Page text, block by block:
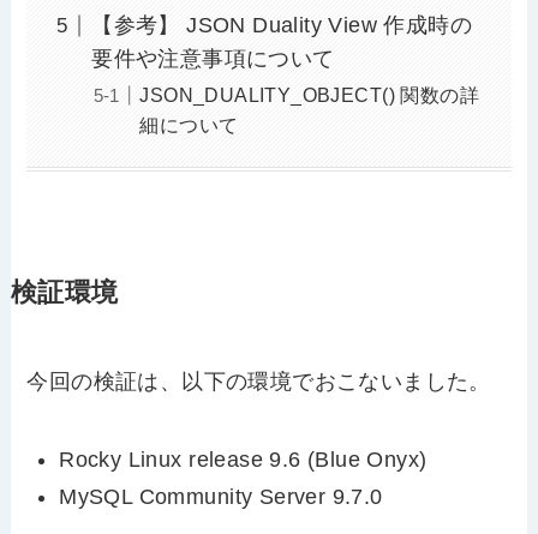
【参考】 JSON Duality View 作成時の
要件や注意事項について
JSON_DUALITY_OBJECT() 関数の詳
細について
検証環境
今回の検証は、以下の環境でおこないました。
Rocky Linux release 9.6 (Blue Onyx)
MySQL Community Server 9.7.0